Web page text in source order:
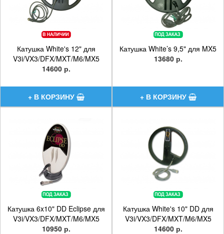
Катушка White's 12" для
V3i/VX3/DFX/MXT/M6/MX5
14600 р.
Катушка White’s 9,5" для MX5
13680 р.
Катушка 6x10" DD Eclipse для
V3i/VX3/DFX/MXT/M6/MX5
10950 р.
Катушка White's 10" DD для
V3i/VX3/DFX/MXT/M6/MX5
14600 р.